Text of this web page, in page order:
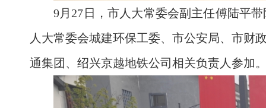
9月27日，市人大常委会副主任傅陆平
人大常委会城建环保工委、市公安局、市财
通集团、绍兴京越地铁公司相关负责人参加